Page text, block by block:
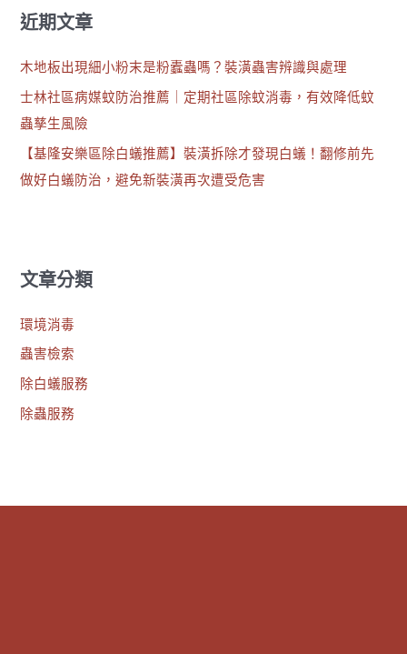
近期文章
木地板出現細小粉末是粉蠹蟲嗎？裝潢蟲害辨識與處理
士林社區病媒蚊防治推薦｜定期社區除蚊消毒，有效降低蚊
蟲孳生風險
【基隆安樂區除白蟻推薦】裝潢拆除才發現白蟻！翻修前先
做好白蟻防治，避免新裝潢再次遭受危害
文章分類
環境消毒
蟲害檢索
除白蟻服務
除蟲服務